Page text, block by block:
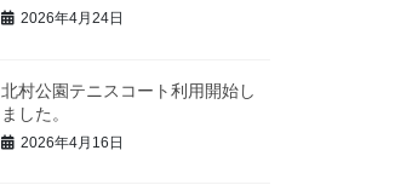
2026年4月24日
北村公園テニスコート利用開始し
ました。
2026年4月16日